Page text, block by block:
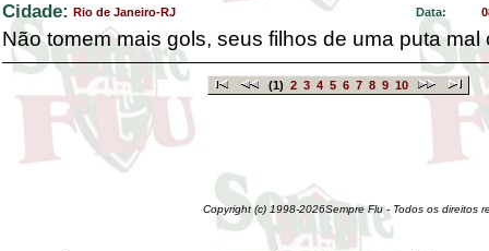
Cidade: Rio de Janeiro-RJ Data:
Não tomem mais gols, seus filhos de uma puta mal
(1) 2 3 4 5 6 7 8 9 10
Copyright (c) 1998-2026Sempre Flu - Todos os direitos